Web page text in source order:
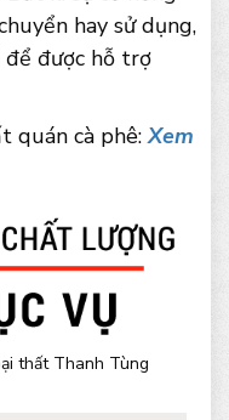
hay sử dụng,
được hỗ trợ
quán cà phê:Xem
thất Thanh Tùng